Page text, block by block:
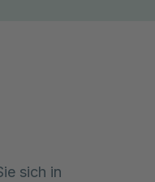
sich in